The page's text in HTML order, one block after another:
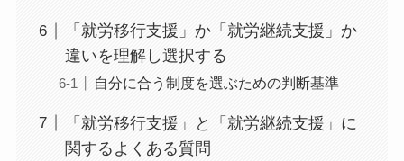
「就労移行支援」か「就労継続支援」か
違いを理解し選択する
自分に合う制度を選ぶための判断基準
「就労移行支援」と「就労継続支援」に
関するよくある質問